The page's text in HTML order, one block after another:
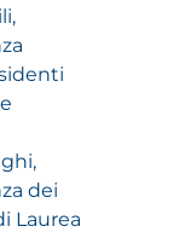
dei
Laurea